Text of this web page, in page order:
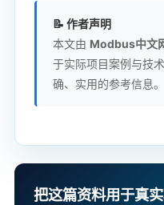
📝 作者声明
本文由 Modbus中文
于实际项目案例与技
确、实用的参考信息。
把这篇资料用于真实